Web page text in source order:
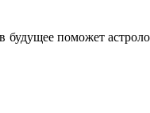
будущее поможет